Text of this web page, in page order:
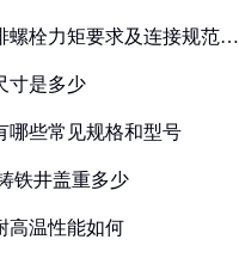
螺栓力矩要求及连接规范详
寸是多少
哪些常见规格和型号
铁井盖重多少
高温性能如何